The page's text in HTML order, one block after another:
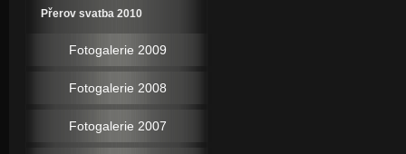
Přerov svatba 2010
Fotogalerie 2009
Fotogalerie 2008
Fotogalerie 2007